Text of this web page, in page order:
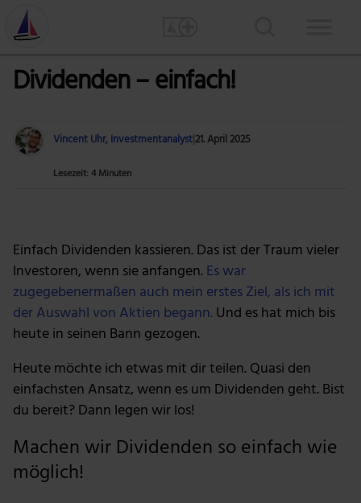
Dividenden – einfach!
Vincent Uhr, Investmentanalyst21. April 2025
Lesezeit: 4 Minuten
Einfach Dividenden kassieren. Das ist der Traum vieler
Investoren, wenn sie anfangen.Es war
zugegebenermaßen auch mein erstes Ziel, als ich mit
der Auswahl von Aktien begann. Und es hat mich bis
heute in seinen Bann gezogen.
Heute möchte ich etwas mit dir teilen. Quasi den
einfachsten Ansatz, wenn es um Dividenden geht. Bist
du bereit? Dann legen wir los!
Machen wir Dividenden so einfach wie
möglich!